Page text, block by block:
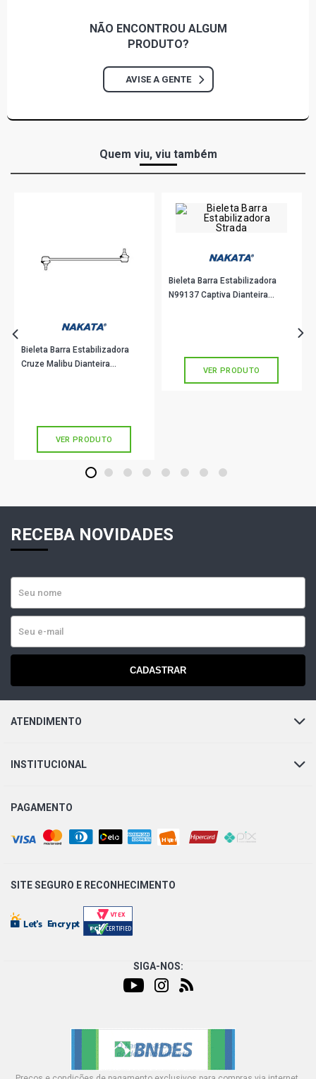
NÃO ENCONTROU ALGUM
PRODUTO?
AVISE A GENTE
Quem viu, viu também
Bieleta Barra Estabilizadora
Cruze Malibu Dianteira
VER PRODUTO
Bieleta Barra Estabilizadora
N99137 Captiva Dianteira
VER PRODUTO
1 2 3 4 5 6 7 8
RECEBA NOVIDADES
CADASTRAR
ATENDIMENTO
INSTITUCIONAL
PAGAMENTO
SITE SEGURO E RECONHECIMENTO
SIGA-NOS: